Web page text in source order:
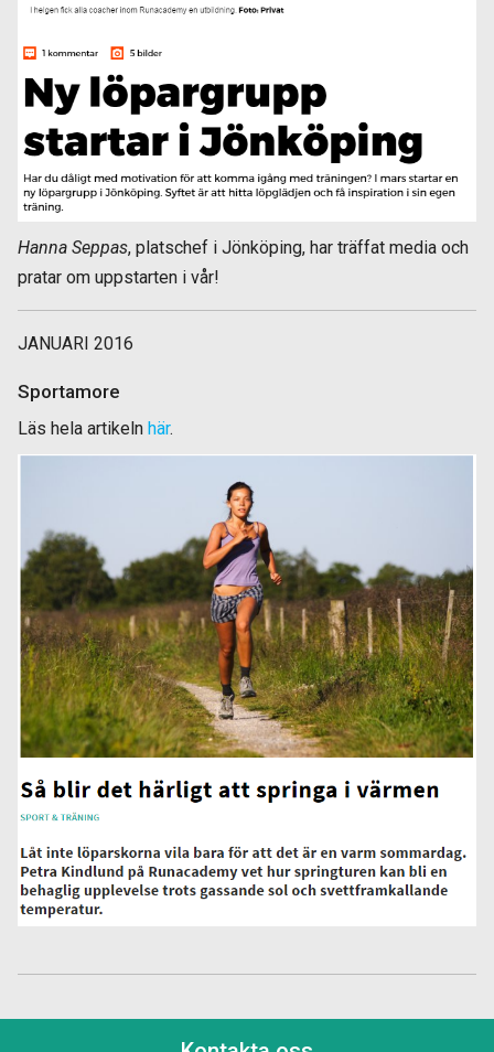
Hanna Seppas, platschef i Jönköping, har träffat media och
pratar om uppstarten i vår!
JANUARI 2016
Sportamore
Läs hela artikeln här.